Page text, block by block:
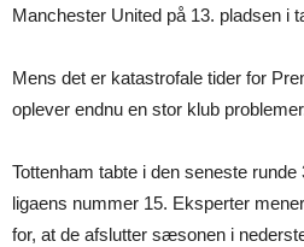
Manchester United på 13. pladsen i
Mens det er katastrofale tider for
oplever endnu en stor klub
Tottenham tabte i den seneste
ligaens nummer 15. Eksperter
for, at de afslutter sæsonen i